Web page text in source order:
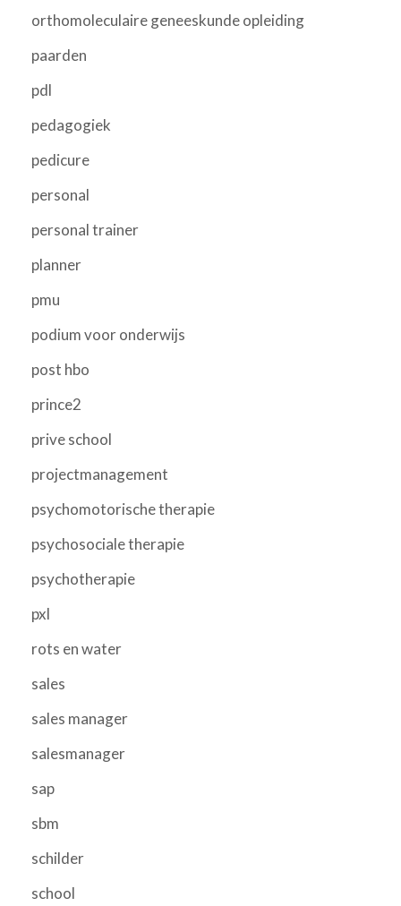
orthomoleculaire geneeskunde opleiding
paarden
pdl
pedagogiek
pedicure
personal
personal trainer
planner
pmu
podium voor onderwijs
post hbo
prince2
prive school
projectmanagement
psychomotorische therapie
psychosociale therapie
psychotherapie
pxl
rots en water
sales
sales manager
salesmanager
sap
sbm
schilder
school